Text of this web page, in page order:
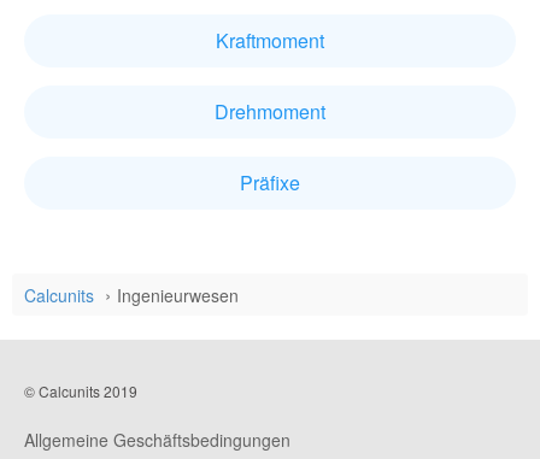
Kraftmoment
Drehmoment
Präfixe
Calcunits Ingenieurwesen
© Calcunits 2019
Allgemeine Geschäftsbedingungen